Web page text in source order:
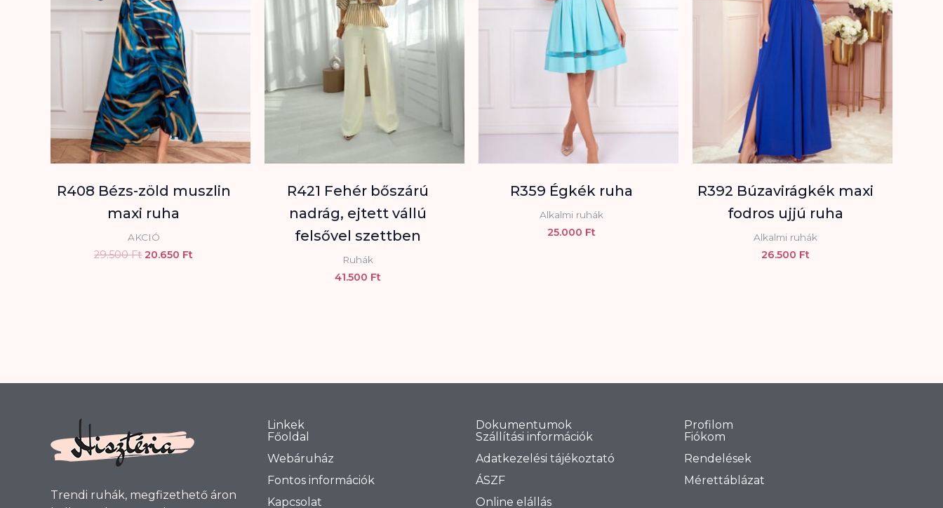
R408 Bézs-zöld muszlin
maxi ruha
AKCIÓ
29.500Ft 20.650 Ft
R421 Fehér bőszárú
nadrág, ejtett vállú
felsővel szettben
Ruhák
41.500 Ft
R359 Égkék ruha
Alkalmi ruhák
25.000 Ft
R392 Búzavirágkék maxi
fodros ujjú ruha
Alkalmi ruhák
26.500 Ft
Trendi ruhák, megfizethető áron
Linkek
Főoldal
Webáruház
Fontos információk
Kapcsolat
Dokumentumok
Szállítási információk
Adatkezelési tájékoztató
ÁSZF
Online elállás
Profilom
Fiókom
Rendelések
Mérettáblázat